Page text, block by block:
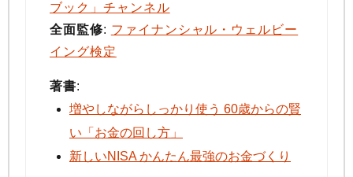
ブック」チャンネル
全面監修: ファイナンシャル・ウェルビー
イング検定
著書:
増やしながらしっかり使う 60歳からの賢
い「お金の回し方」
新しいNISA かんたん最強のお金づくり